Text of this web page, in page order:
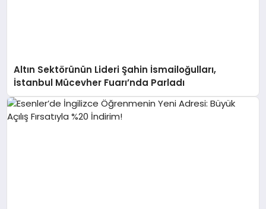
Altın Sektörünün Lideri Şahin İsmailoğulları,
İstanbul Mücevher Fuarı’nda Parladı ￼